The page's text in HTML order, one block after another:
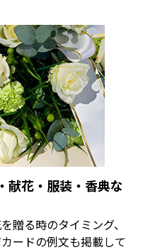
献花・服装・香典な
贈る時のタイミング、
ードの例文も掲載して